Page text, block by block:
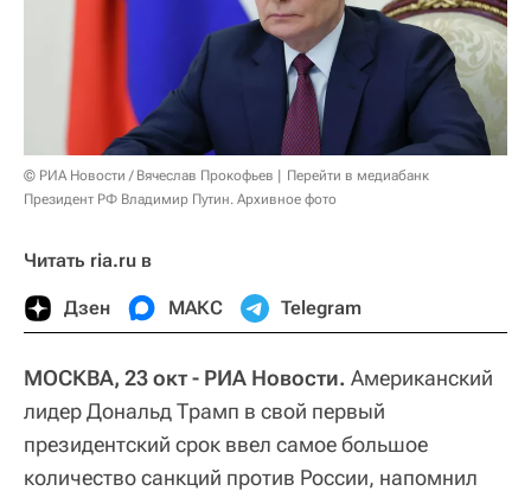
© РИА Новости / Вячеслав Прокофьев
Перейти в медиабанк
Президент РФ Владимир Путин. Архивное фото
Читать ria.ru в
Дзен МАКС Telegram
МОСКВА, 23 окт - РИА Новости. Американский
лидер Дональд Трамп в свой первый
президентский срок ввел самое большое
количество санкций против России, напомнил